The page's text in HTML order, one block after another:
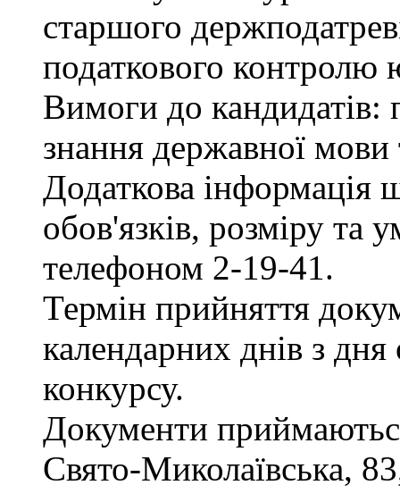
старшого
податкового контролю
Вимоги до кандидатів:
знання державної
Додаткова інформація
обов'язків, розміру та
телефоном 2-19-41.
Термін прийняття
календарних днів з
конкурсу.
Документи
Свято-Миколаївська,